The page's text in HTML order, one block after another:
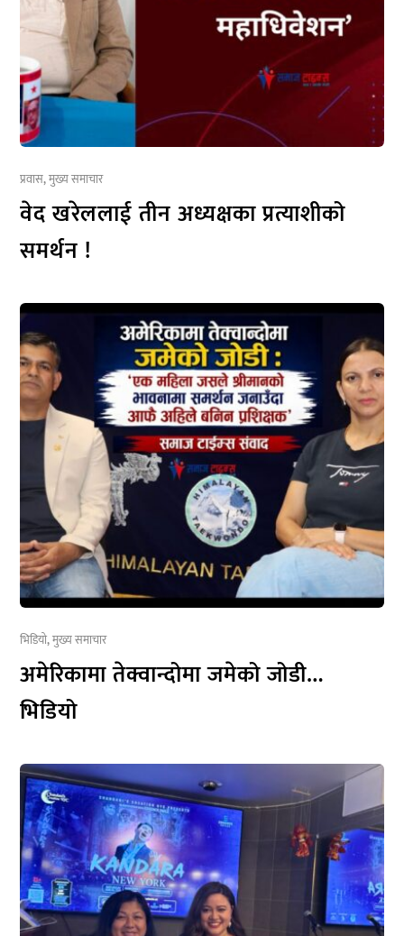
प्रवास,मुख्य समाचार
वेद खरेललाई तीन अध्यक्षका प्रत्याशीको
समर्थन !
भिडियो,मुख्य समाचार
अमेरिकामा तेक्वान्दोमा जमेको जोडी…
भिडियो